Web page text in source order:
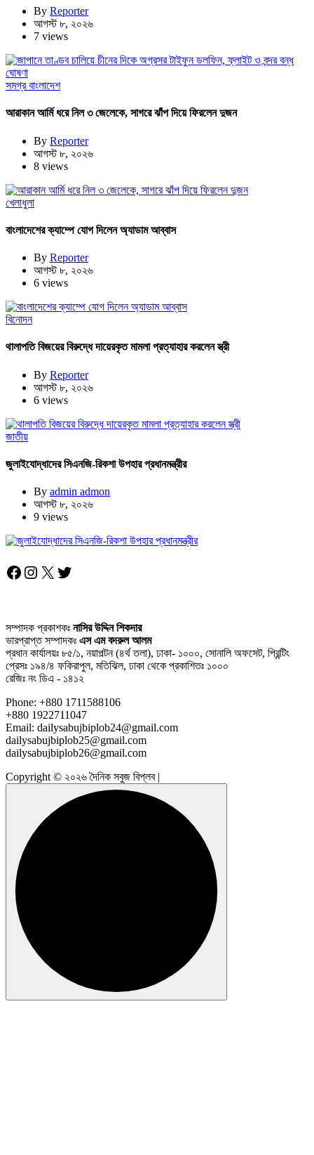
By Reporter
আগস্ট ৮, ২০২৬
7 views
সমগ্র বাংলাদেশ
আরাকান আর্মি ধরে নিল ৩ জেলেকে, সাগরে ঝাঁপ দিয়ে ফিরলেন দুজন
By Reporter
আগস্ট ৮, ২০২৬
8 views
খেলাধুলা
বাংলাদেশের ক্যাম্পে যোগ দিলেন অ্যাডাম আব্বাস
By Reporter
আগস্ট ৮, ২০২৬
6 views
বিনোদন
থালাপতি বিজয়ের বিরুদ্ধে দায়েরকৃত মামলা প্রত্যাহার করলেন স্ত্রী
By Reporter
আগস্ট ৮, ২০২৬
6 views
জাতীয়
জুলাইযোদ্ধাদের সিএনজি-রিকশা উপহার প্রধানমন্ত্রীর
By admin admon
আগস্ট ৮, ২০২৬
9 views
Facebook
Instagram
X Twitter
সম্পাদক প্রকাশকঃ নাসির উদ্দিন শিকদার
ভারপ্রাপ্ত সম্পাদকঃ এস এম বদরুল আলম
প্রধান কার্যালয়ঃ ৮৫/১, নয়াপল্টন (৪র্থ তলা), ঢাকা- ১০০০, সোনালি অফসেট, প্রিন্টিং
প্রেসঃ ১৯৪/৪ ফকিরাপুল, মতিঝিল, ঢাকা থেকে প্রকাশিতঃ ১০০০
রেজিঃ নং ডিএ - ১৪১২
Phone: +880 1711588106
+880 1922711047
Email: dailysabujbiplob24@gmail.com
dailysabujbiplob25@gmail.com
dailysabujbiplob26@gmail.com
Copyright © ২০২৬ দৈনিক সবুজ বিপ্লব |